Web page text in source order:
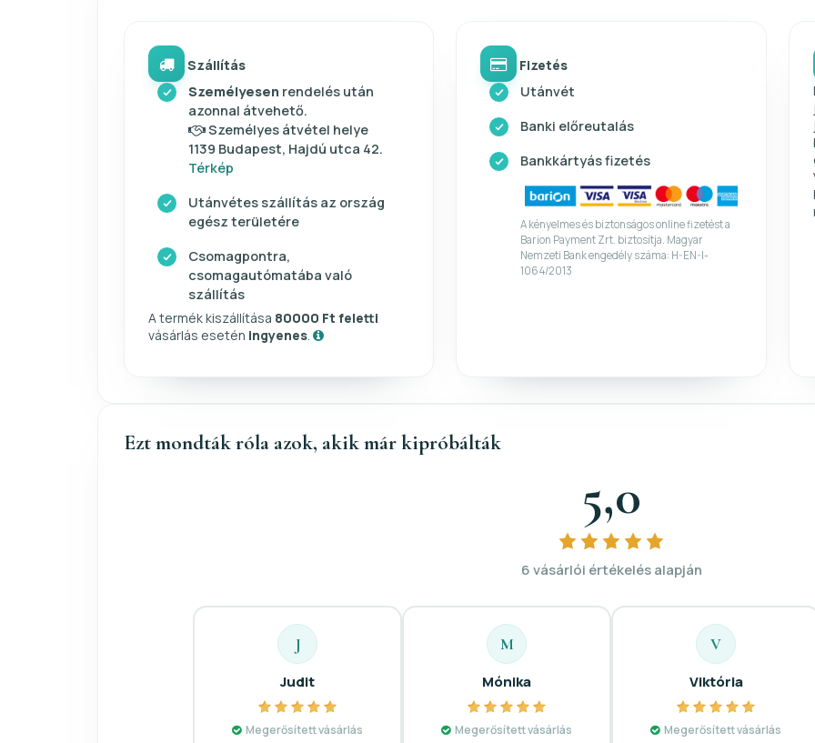
Szállítás
Személyesen rendelés után
azonnal átvehető.
Személyes átvétel helye
1139 Budapest, Hajdú utca 42.
Térkép
Utánvétes szállítás az ország
egész területére
Csomagpontra,
csomagautómatába való
szállítás
A termék kiszállítása 80000 Ft feletti
vásárlás esetén ingyenes.
Fizetés
Utánvét
Banki előreutalás
Bankkártyás fizetés
A kényelmes és biztonságos online fizetést a
Barion Payment Zrt. biztosítja. Magyar
Nemzeti Bank engedély száma: H-EN-I-
1064/2013
Ezt mondták róla azok, akik már kipróbálták
5,0
6 vásárlói értékelés alapján
J
Judit
Megerősített vásárlás
M
Mónika
Megerősített vásárlás
V
Viktória
Megerősített vásárlás